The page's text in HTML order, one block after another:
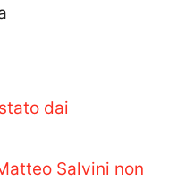
dai
Salvini non